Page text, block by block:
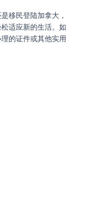
移民登陆加拿大，
适应新的生活。如
的证件或其他实用